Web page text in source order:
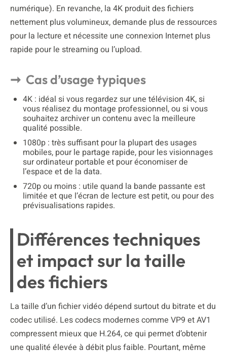
numérique). En revanche, la 4K produit des fichiers
nettement plus volumineux, demande plus de ressources
pour la lecture et nécessite une connexion Internet plus
rapide pour le streaming ou l’upload.
Cas d’usage typiques
4K : idéal si vous regardez sur une télévision 4K, si
vous réalisez du montage professionnel, ou si vous
souhaitez archiver un contenu avec la meilleure
qualité possible.
1080p : très suffisant pour la plupart des usages
mobiles, pour le partage rapide, pour les visionnages
sur ordinateur portable et pour économiser de
l’espace et de la data.
720p ou moins : utile quand la bande passante est
limitée et que l’écran de lecture est petit, ou pour des
prévisualisations rapides.
Différences techniques
et impact sur la taille
des fichiers
La taille d’un fichier vidéo dépend surtout du bitrate et du
codec utilisé. Les codecs modernes comme VP9 et AV1
compressent mieux que H.264, ce qui permet d’obtenir
une qualité élevée à débit plus faible. Pourtant, même